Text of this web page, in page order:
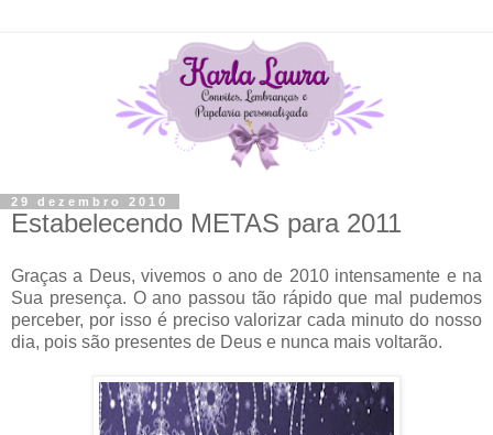
29 dezembro 2010
Estabelecendo METAS para 2011
Graças a Deus, vivemos o ano de 2010 intensamente e na
Sua presença. O ano passou tão rápido que mal pudemos
perceber, por isso é preciso valorizar cada minuto do nosso
dia, pois são presentes de Deus e nunca mais voltarão.